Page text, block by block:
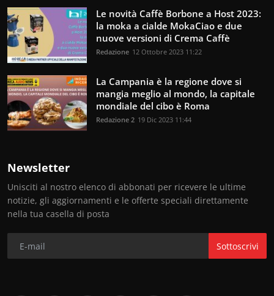
Le novità Caffè Borbone a Host 2023:
la moka a cialde MokaCiao e due
nuove versioni di Crema Caffè
Redazione 12 Ottobre 2023 11:22
La Campania è la regione dove si
mangia meglio al mondo, la capitale
mondiale del cibo è Roma
Redazione 2 19 Dic 2023 11:44
Newsletter
Unisciti al nostro elenco di abbonati per ricevere le ultime
notizie, gli aggiornamenti e le offerte speciali direttamente
nella tua casella di posta
Sottoscrivi